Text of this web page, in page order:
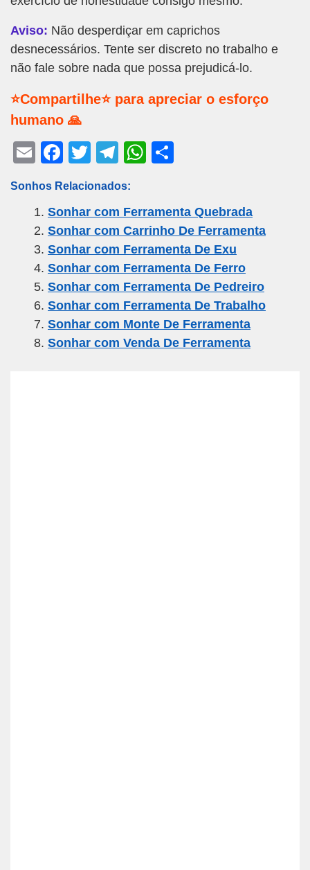
Aviso: Não desperdiçar em caprichos
desnecessários. Tente ser discreto no trabalho e
não fale sobre nada que possa prejudicá-lo.
⭐Compartilhe⭐ para apreciar o esforço
humano 🙏
E
ail
F
c
e
b
o
o
k
T
tt
er
T
e
gr
a
m
W
s
A
p
p
e
Sonhos Relacionados:
Sonhar com Ferramenta Quebrada
Sonhar com Carrinho De Ferramenta
Sonhar com Ferramenta De Exu
Sonhar com Ferramenta De Ferro
Sonhar com Ferramenta De Pedreiro
Sonhar com Ferramenta De Trabalho
Sonhar com Monte De Ferramenta
Sonhar com Venda De Ferramenta